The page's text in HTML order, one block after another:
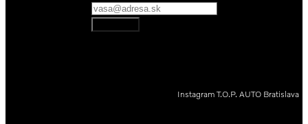
Instagram T.O.P. AUTO Bratislava